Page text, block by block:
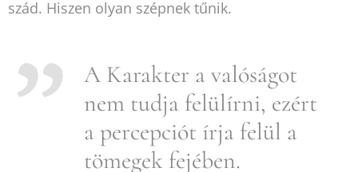
szád. Hiszen olyan szépnek tűnik.
A Karakter a valóságot
nem tudja felülírni, ezért
a percepciót írja felül a
tömegek fejében.